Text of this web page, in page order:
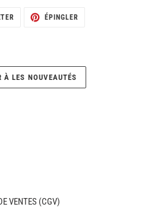
TWEETERÉPINGLER
À LES NOUVEAUTÉS
VENTES (CGV)